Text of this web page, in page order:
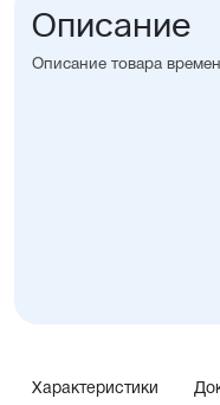
Описание
Описание товара
Характеристики